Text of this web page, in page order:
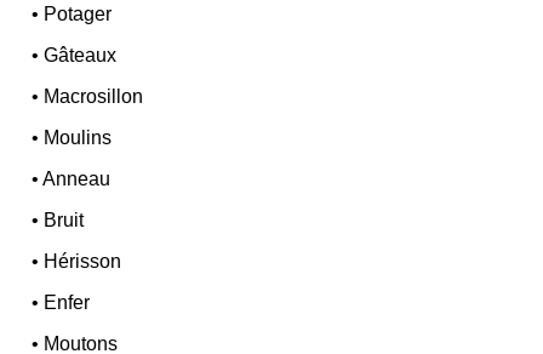
• Potager
•Gâteaux
• Macrosillon
• Moulins
•Anneau
• Bruit
• Hérisson
• Enfer
• Moutons